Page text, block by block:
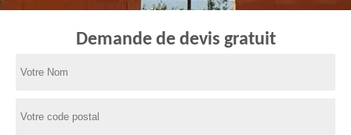
Demande de devis gratuit